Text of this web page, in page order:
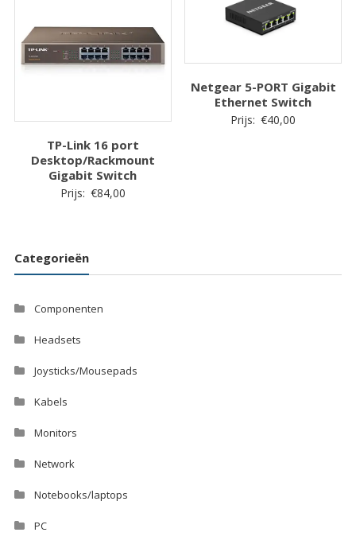
TP-Link 16 port
Desktop/Rackmount
Gigabit Switch
Prijs: €84,00
Netgear 5-PORT Gigabit
Ethernet Switch
Prijs: €40,00
Categorieën
Componenten
Headsets
Joysticks/Mousepads
Kabels
Monitors
Network
Notebooks/laptops
PC